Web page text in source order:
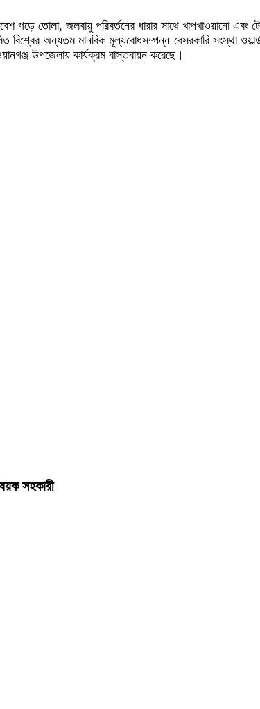
গড়ে তোলা, জলবায়ু পরিবর্তনের ধারার সাথে খাপখাওয়ানো
বিশ্বের অন্যতম মানবিক মূল্যবোধসম্পন্ন বেসরকারি সংস্থা
উপজেলায় কার্যক্রম বাস্তবায়ন করেছে।
সহকারী